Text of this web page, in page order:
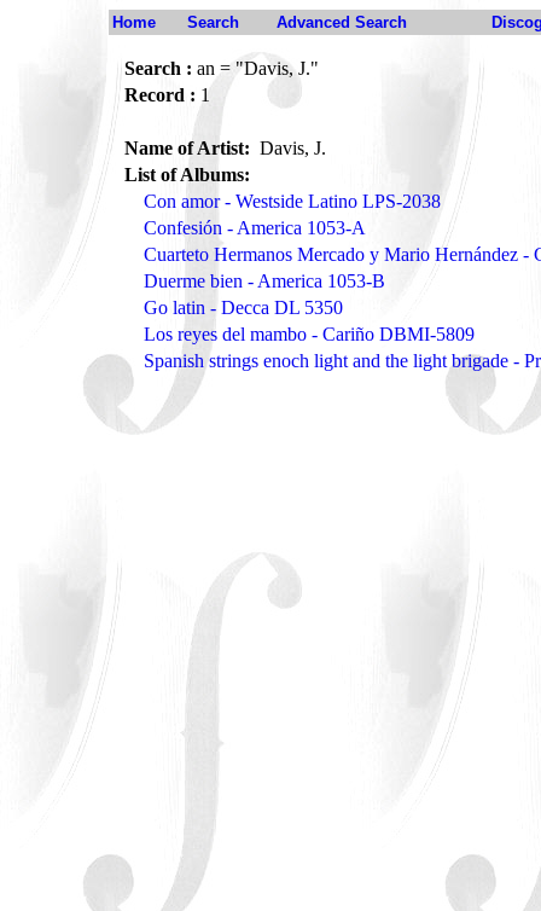
Home Search Advanced Search
Search : an = "Davis, J."
Record : 1
Name of Artist: Davis, J.
List of Albums:
Con amor - Westside Latino LPS-2038
Confesión - America 1053-A
Cuarteto Hermanos Mercado y Mario Hernández -
Duerme bien - America 1053-B
Go latin - Decca DL 5350
Los reyes del mambo - Cariño DBMI-5809
Spanish strings enoch light and the light brigade -